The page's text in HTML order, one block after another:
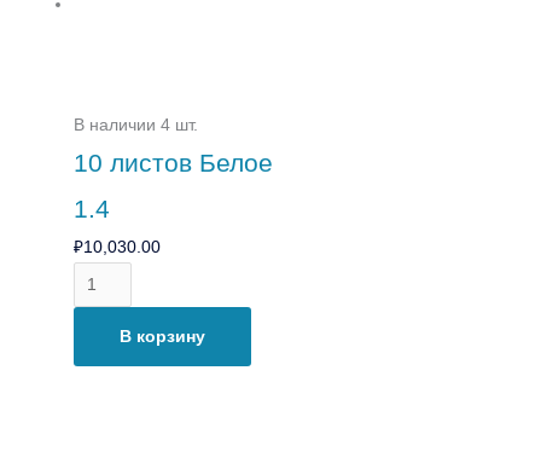
В наличии 4 шт.
10 листов Белое
1.4
₽10,030.00
В корзину